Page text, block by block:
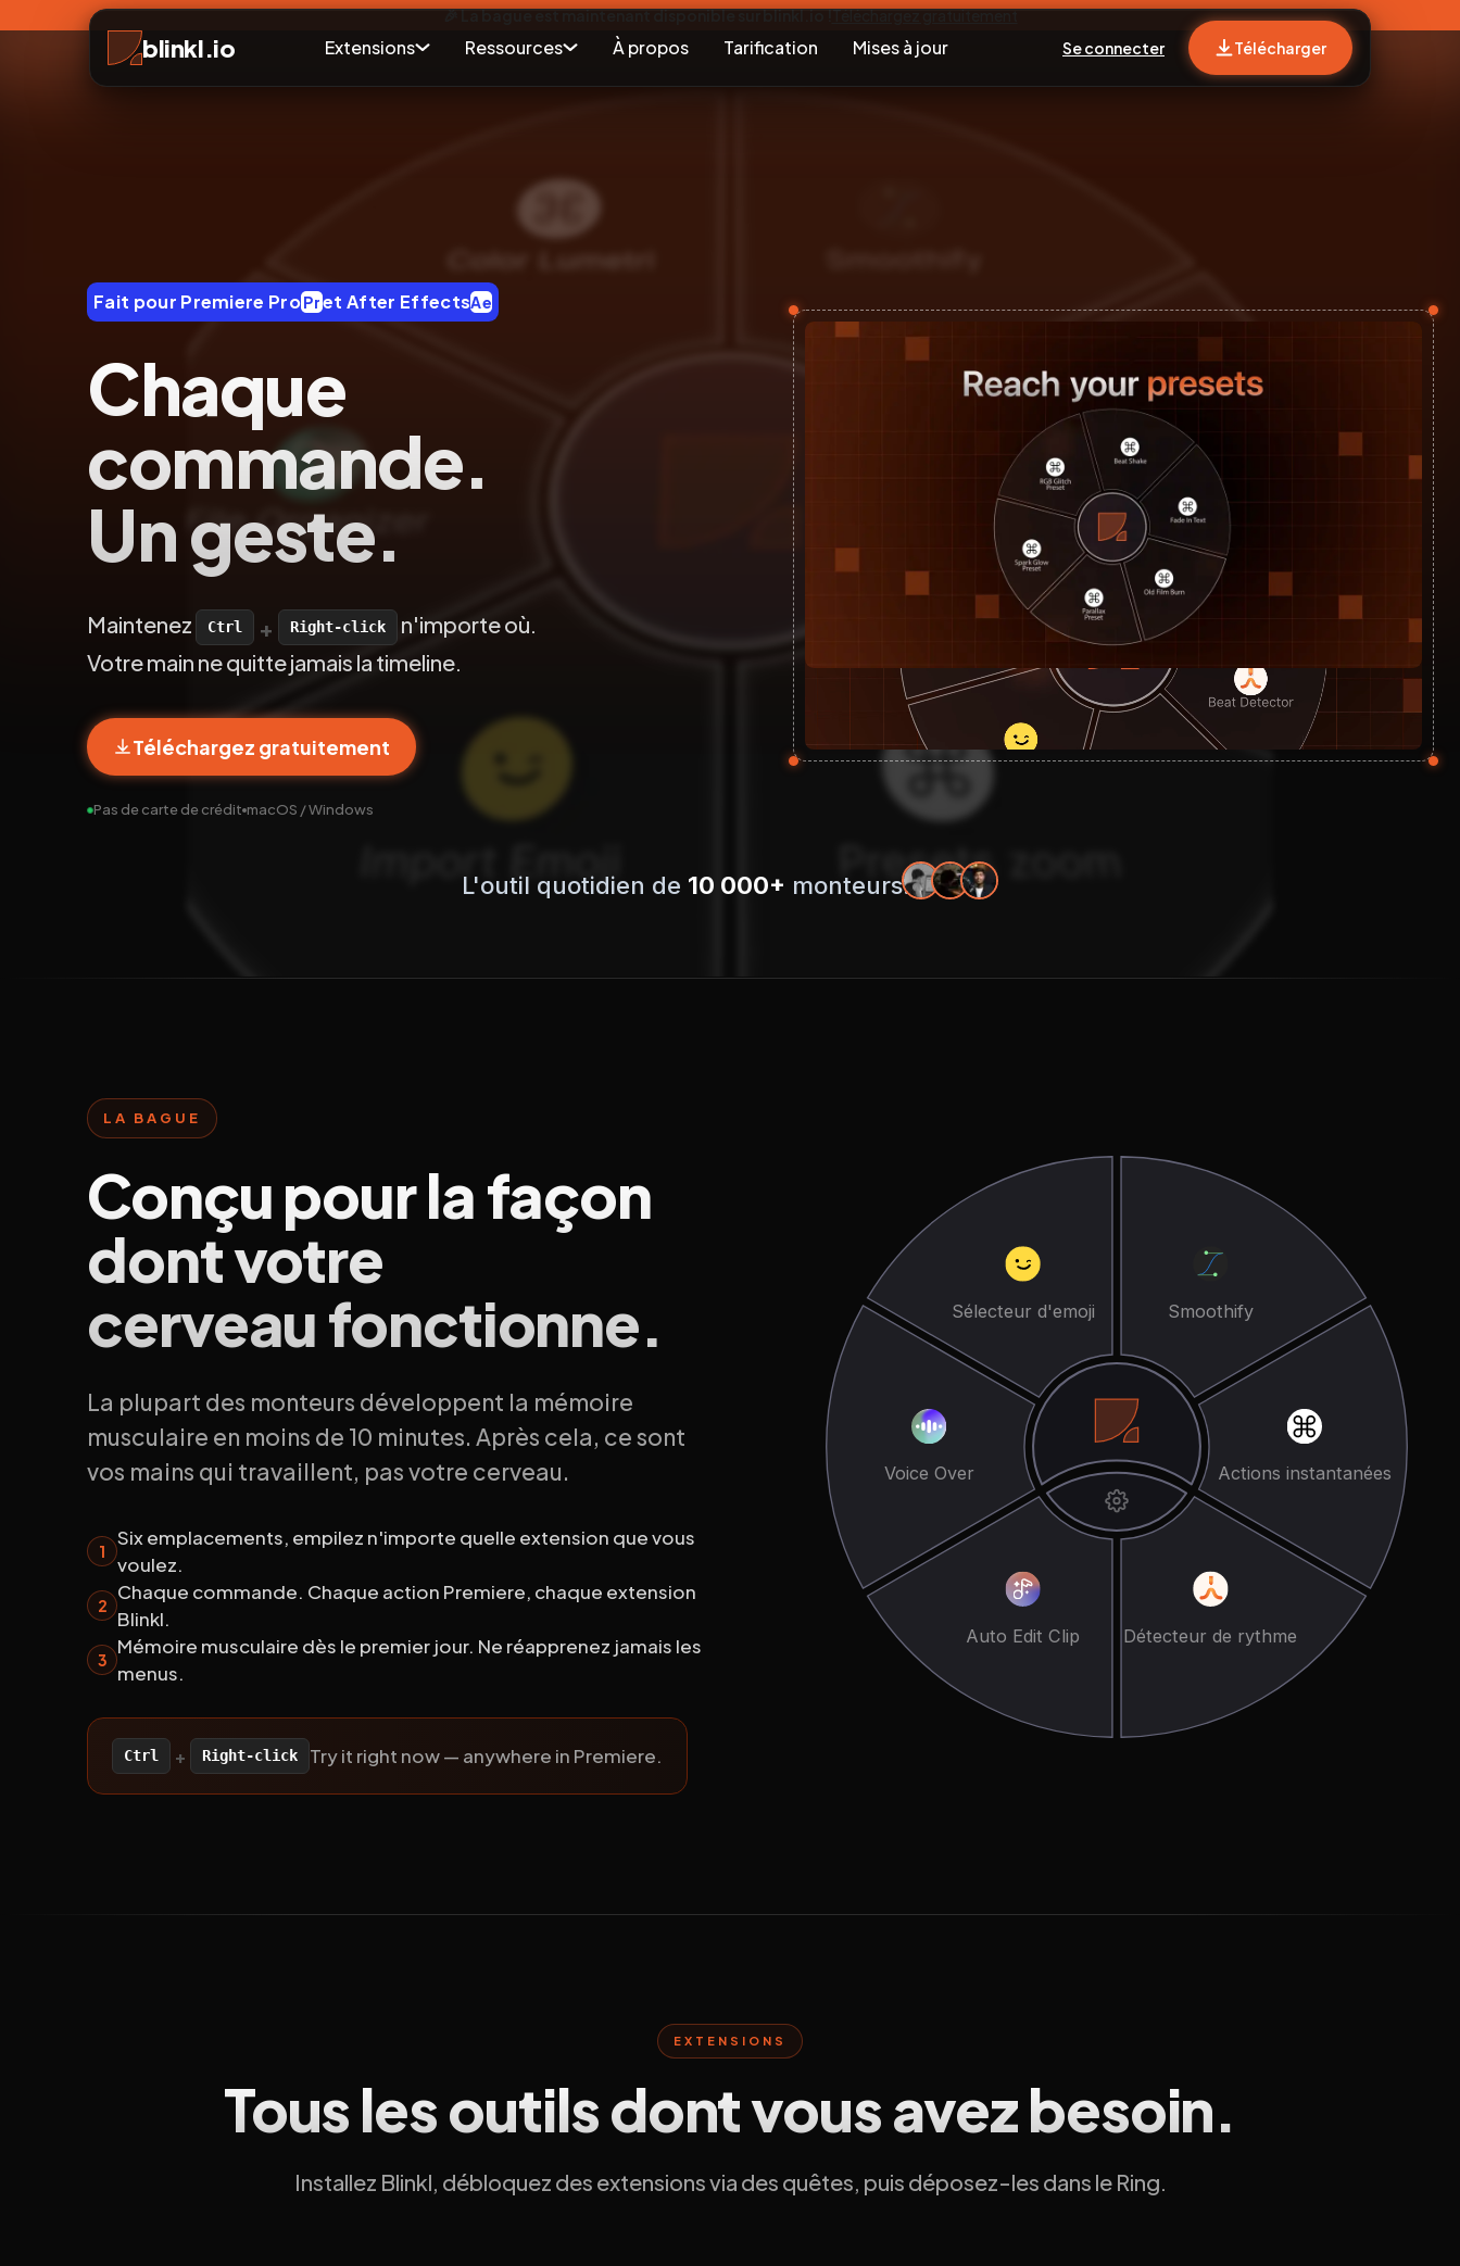
blinkl.io Extensions Ressources À propos Tarification Mises à jour Se connecter Télécharger
🎉 La bague est maintenant disponible sur blinkl.io !Téléchargez gratuitement
Fait pour Premiere ProPret After EffectsAe
Chaque
commande.
Un geste.
Maintenez Ctrl + Right-click
n'importe où.
Votre main ne quitte jamais la timeline.
Téléchargez gratuitement
Pas de carte de crédit macOS / Windows
L'outil quotidien de 10 000+ monteurs.
LA BAGUE
Conçu pour la façon
dont votre
cerveau fonctionne.
La plupart des monteurs développent la mémoire
musculaire en moins de 10 minutes. Après cela, ce sont
vos mains qui travaillent, pas votre cerveau.
1
Six emplacements, empilez n'importe quelle extension que vous
voulez.
2
Chaque commande. Chaque action Premiere, chaque extension
Blinkl.
3
Mémoire musculaire dès le premier jour. Ne réapprenez jamais les
menus.
Ctrl + Right-click Try it right now — anywhere in Premiere.
Smoothify
Actions instantanées
Détecteur de rythme
Auto Edit Clip
Voice Over
Sélecteur d'emoji
EXTENSIONS
Tous les outils dont vous avez besoin.
Installez Blinkl, débloquez des extensions via des quêtes, puis déposez-les dans le Ring.